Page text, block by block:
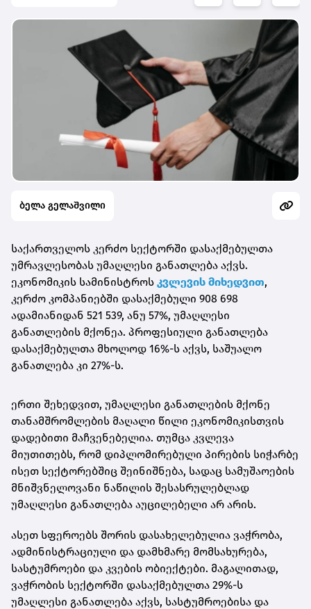
ბელა გელაშვილი
საქართველოს კერძო სექტორში დასაქმებულთა
უმრავლესობას უმაღლესი განათლება აქვს.
ეკონომიკის სამინისტროს კვლევის მიხედვით,
კერძო კომპანიებში დასაქმებული 908 698
ადამიანიდან 521 539, ანუ 57%, უმაღლესი
განათლების მქონეა. პროფესიული განათლება
დასაქმებულთა მხოლოდ 16%-ს აქვს, საშუალო
განათლება კი 27%-ს.
ერთი შეხედვით, უმაღლესი განათლების მქონე
თანამშრომლების მაღალი წილი ეკონომიკისთვის
დადებითი მაჩვენებელია. თუმცა კვლევა
მიუთითებს, რომ დიპლომირებული პირების სიჭარბე
ისეთ სექტორებშიც შეინიშნება, სადაც სამუშაოების
მნიშვნელოვანი ნაწილის შესასრულებლად
უმაღლესი განათლება აუცილებელი არ არის.
ასეთ სფეროებს შორის დასახელებულია ვაჭრობა,
ადმინისტრაციული და დამხმარე მომსახურება,
სასტუმროები და კვების ობიექტები. მაგალითად,
ვაჭრობის სექტორში დასაქმებულთა 29%-ს
უმაღლესი განათლება აქვს, სასტუმროებისა და